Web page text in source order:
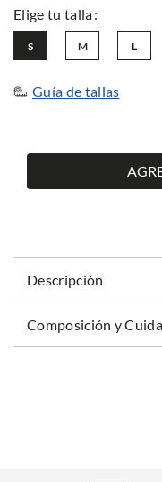
L
M
S
Guía de tallas
Descripción
Composición y